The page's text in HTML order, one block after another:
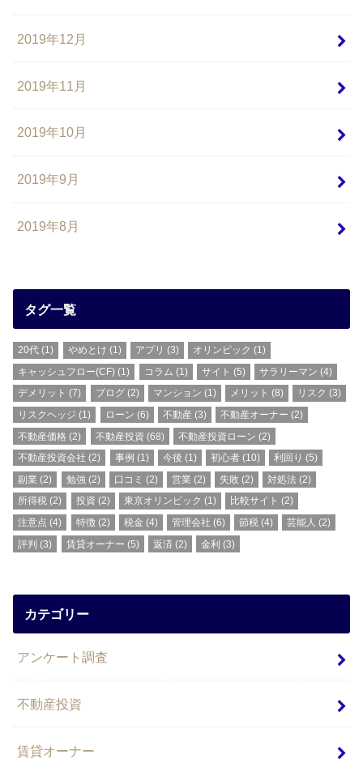
2019年12月
2019年11月
2019年10月
2019年9月
2019年8月
タグ一覧
20代 (1) やめとけ (1) アプリ (3) オリンピック (1)
キャッシュフロー(CF) (1) コラム (1) サイト (5) サラリーマン (4)
デメリット (7) ブログ(2) マンション (1) メリット (8) リスク (3)
リスクヘッジ (1) ローン (6) 不動産(3) 不動産オーナー (2)
不動産価格 (2) 不動産投資 (68) 不動産投資ローン (2)
不動産投資会社 (2) 事例 (1) 今後 (1) 初心者 (10) 利回り (5)
副業 (2) 勉強 (2) 口コミ (2) 営業 (2) 失敗 (2) 対処法 (2)
所得税 (2) 投資 (2) 東京オリンピック (1) 比較サイト (2)
注意点 (4) 特徴(2) 税金 (4) 管理会社 (6) 節税 (4) 芸能人 (2)
評判 (3) 賃貸オーナー (5) 返済 (2) 金利 (3)
カテゴリー
アンケート調査
不動産投資
賃貸オーナー